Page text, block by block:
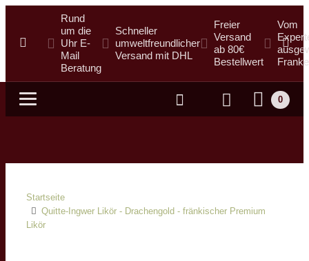
Rund
um die
Uhr E-
Mail
Beratung
Schneller
umweltfreundlicher
Versand mit DHL
Freier
Versand
ab 80€
Bestellwert
Vom
Suche
0
Startseite
Quitte-Ingwer Likör - Drachengold - fränkischer Premium
Likör